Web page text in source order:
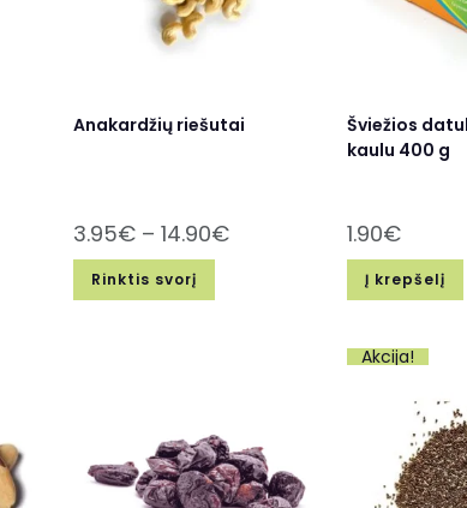
Anakardžių riešutai
3.95€ – 14.90€
Rinktis svorį
Šviežios
kaulu 400 g
1.90€
Į krepšelį
Akcija!